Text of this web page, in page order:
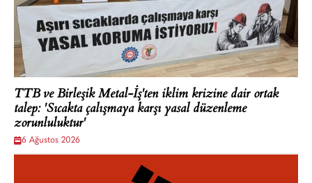
TTB ve Birleşik Metal-İş'ten iklim krizine dair ortak
talep: 'Sıcakta çalışmaya karşı yasal düzenleme
zorunluluktur'
6 Ağustos 2026